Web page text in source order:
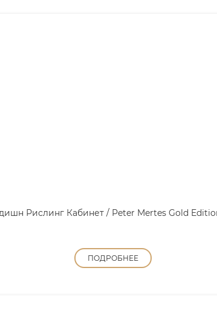
Рислинг Кабинет / Peter Mertes Gold
ПОДРОБНЕЕ